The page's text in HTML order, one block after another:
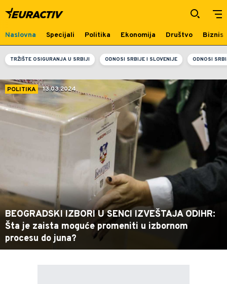
Euractiv - vesti i analize politike,
institucija i agende Evropske unije
Naslovna Specijali Politika Ekonomija Društvo Biznis
TRŽIŠTE OSIGURANJA U SRBIJI ODNOSI SRBIJE I SLOVENIJE ODNOSI
POLITIKA 13.03.2024.
BEOGRADSKI IZBORI U SENCI IZVEŠTAJA ODIHR:
Šta je zaista moguće promeniti u izbornom
procesu do juna?